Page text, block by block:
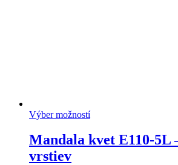
Výber možností
Mandala kvet E110-5L
vrstiev